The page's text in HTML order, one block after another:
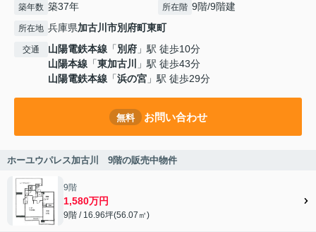
築年数 築37年 所在階 9階/9階建
所在地 兵庫県加古川市別府町東町
交通 山陽電鉄本線 「別府 」駅 徒歩10分
山陽本線 「東加古川
」駅 徒歩43分
山陽電鉄本線 「浜の宮 」駅 徒歩29分
無料 お問い合わせ
ホーユウパレス加古川 9階の販売中物件
9階
1,580万円
9階 / 16.96坪(56.07㎡)